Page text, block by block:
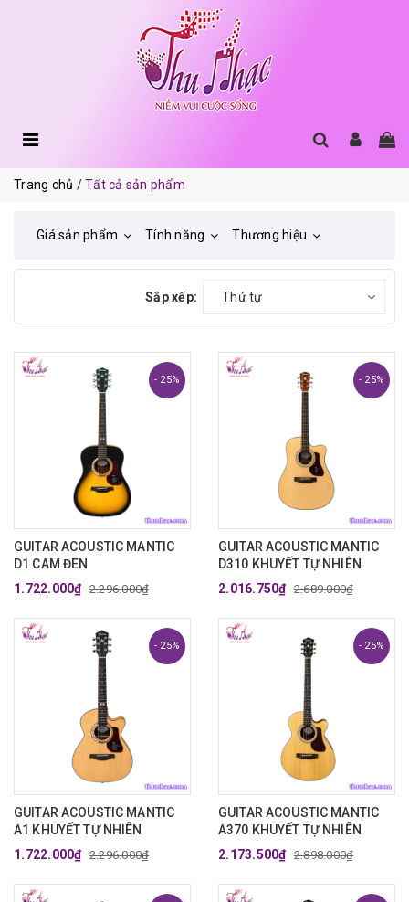
Trang chủ Tất cả sản phẩm
Giá sản phẩm Tính năng Thương hiệu
Sắp xếp: Thứ tự
- 25%
GUITAR ACOUSTIC MANTIC
D1 CAM ĐEN
1.722.000₫ 2.296.000₫
- 25%
GUITAR ACOUSTIC MANTIC
D310 KHUYẾT TỰ NHIÊN
2.016.750₫ 2.689.000₫
- 25%
GUITAR ACOUSTIC MANTIC
A1 KHUYẾT TỰ NHIÊN
1.722.000₫ 2.296.000₫
- 25%
GUITAR ACOUSTIC MANTIC
A370 KHUYẾT TỰ NHIÊN
2.173.500₫ 2.898.000₫